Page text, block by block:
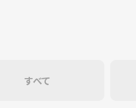
すべて